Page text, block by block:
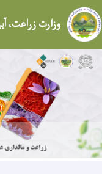
وزارت زراعت،